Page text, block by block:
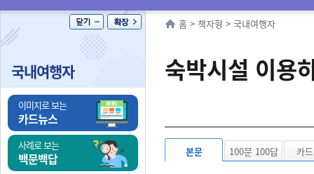
국내여행자
이미지로 보는
카드뉴스
사례로 보는
백문백답
홈 > 책자형 > 국내여행자
숙박시설 이용
본문 100문 100답 카